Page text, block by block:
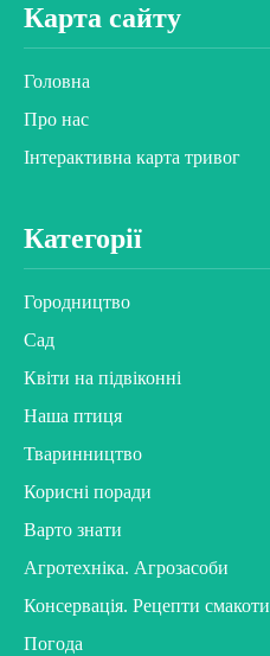
Карта сайту
Головна
Про нас
Інтерактивна карта тривог
Категорії
Городництво
Сад
Квіти на підвіконні
Наша птиця
Тваринництво
Корисні поради
Варто знати
Агротехніка. Агрозасоби
Консервація. Рецепти смакоти
Погода